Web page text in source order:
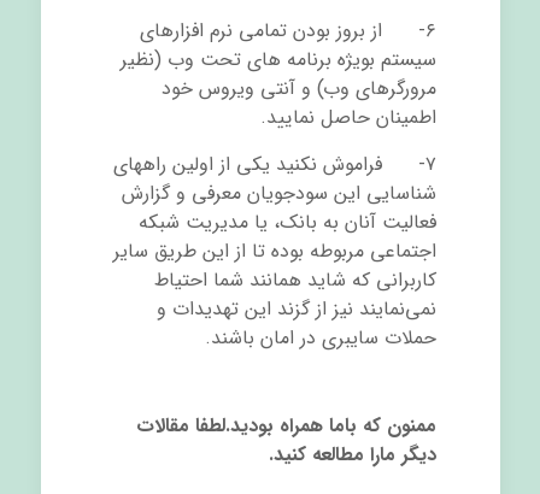
۶- از بروز بودن تمامی نرم افزارهای
سیستم بویژه برنامه های تحت وب (نظیر
مرورگرهای وب) و آنتی ویروس خود
اطمینان حاصل نمایید.
۷- فراموش نکنید یکی از اولین راههای
شناسایی این سودجویان معرفی و گزارش
فعالیت آنان به بانک، یا مدیریت شبکه
اجتماعی مربوطه بوده تا از این طریق سایر
کاربرانی که شاید همانند شما احتیاط
نمی‌نمایند نیز از گزند این تهدیدات و
حملات سایبری در امان باشند.
ممنون که باما همراه بودید.لطفا مقالات
دیگر مارا مطالعه کنید.